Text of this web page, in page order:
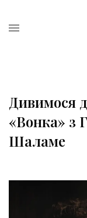
Дивимося
«Вонка» з
Шаламе